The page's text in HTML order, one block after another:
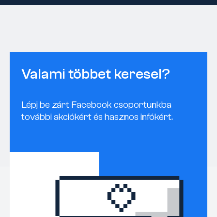
Valami többet keresel?
Lépj be zárt Facebook csoportunkba
további akciókért és hasznos infókért.